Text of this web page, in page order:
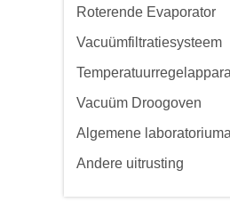
Roterende Evaporator
Vacuümfiltratiesysteem
Vacuüm Droogoven
Algemene
Andere uitrusting